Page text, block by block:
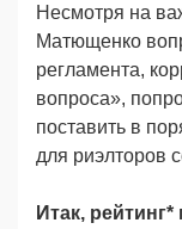
Несмотря на
Матющенко
регламента,
вопроса»,
поставить в
для риэлторов
Итак,